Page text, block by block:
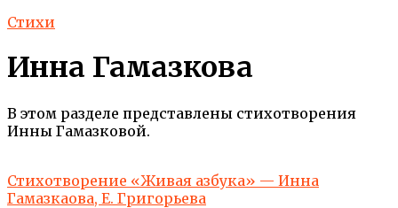
Стихи
Инна Гамазкова
В этом разделе представлены стихотворения
Инны Гамазковой.
Стихотворение «Живая азбука» — Инна
Гамазкаова, Е. Григорьева